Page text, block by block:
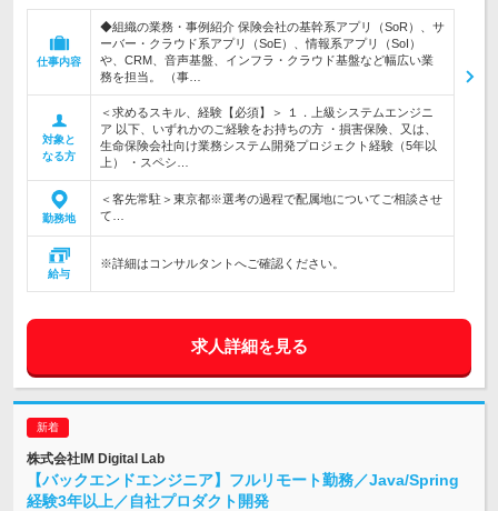
仕事内容
◆組織の業務・事例紹介 保険会社の基幹系アプリ（SoR）、サ
ーバー・クラウド系アプリ（SoE）、情報系アプリ（SoI）
や、CRM、音声基盤、インフラ・クラウド基盤など幅広い業
務を担当。 （事…
対象と
なる方
＜求めるスキル、経験【必須】＞ １．上級システムエンジニ
ア 以下、いずれかのご経験をお持ちの方 ・損害保険、又は、
生命保険会社向け業務システム開発プロジェクト経験（5年以
上） ・スペシ…
勤務地
＜客先常駐＞東京都※選考の過程で配属地についてご相談させ
て…
給与
※詳細はコンサルタントへご確認ください。
求人詳細を見る
株式会社IM Digital Lab
【バックエンドエンジニア】フルリモート勤務／Java/Spring
経験3年以上／自社プロダクト開発